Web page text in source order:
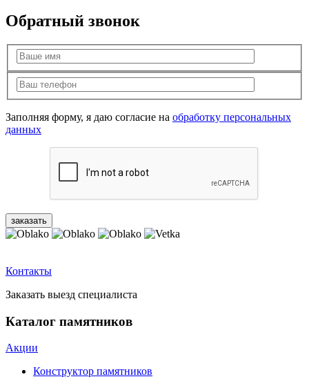
Обратный звонок
Заполняя форму, я даю согласие на обработку персональных
данных
Контакты
Заказать выезд специалиста
Каталог памятников
Акции
Конструктор памятников